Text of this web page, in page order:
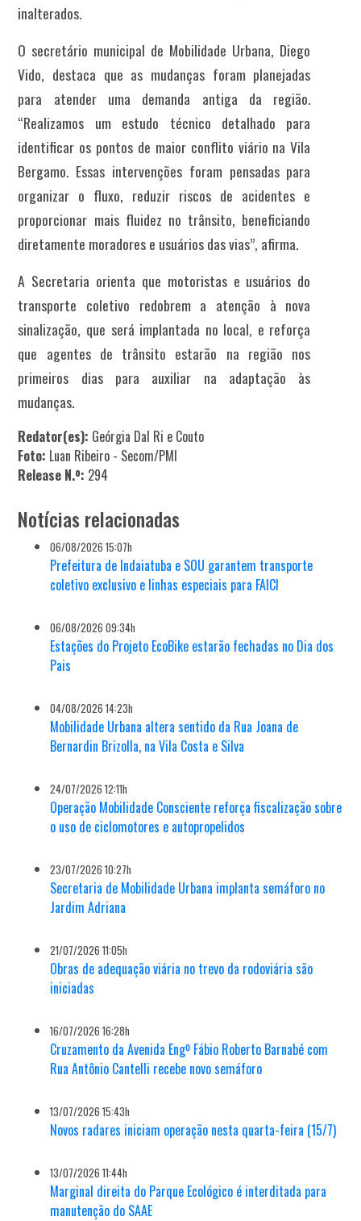
inalterados.
O secretário municipal de Mobilidade Urbana, Diego
Vido, destaca que as mudanças foram planejadas
para atender uma demanda antiga da região.
“Realizamos um estudo técnico detalhado para
identificar os pontos de maior conflito viário na Vila
Bergamo. Essas intervenções foram pensadas para
organizar o fluxo, reduzir riscos de acidentes e
proporcionar mais fluidez no trânsito, beneficiando
diretamente moradores e usuários das vias”, afirma.
A Secretaria orienta que motoristas e usuários do
transporte coletivo redobrem a atenção à nova
sinalização, que será implantada no local, e reforça
que agentes de trânsito estarão na região nos
primeiros dias para auxiliar na adaptação às
mudanças.
Redator(es): Geórgia Dal Ri e Couto
Foto: Luan Ribeiro - Secom/PMI
Release N.º: 294
Notícias relacionadas
06/08/2026 15:07h
Prefeitura de Indaiatuba e SOU garantem transporte
coletivo exclusivo e linhas especiais para FAICI
06/08/2026 09:34h
Estações do Projeto EcoBike estarão fechadas no Dia dos
Pais
04/08/2026 14:23h
Mobilidade Urbana altera sentido da Rua Joana de
Bernardin Brizolla, na Vila Costa e Silva
24/07/2026 12:11h
Operação Mobilidade Consciente reforça fiscalização sobre
o uso de ciclomotores e autopropelidos
23/07/2026 10:27h
Secretaria de Mobilidade Urbana implanta semáforo no
Jardim Adriana
21/07/2026 11:05h
Obras de adequação viária no trevo da rodoviária são
iniciadas
16/07/2026 16:28h
Cruzamento da Avenida Engº Fábio Roberto Barnabé com
Rua Antônio Cantelli recebe novo semáforo
13/07/2026 15:43h
Novos radares iniciam operação nesta quarta-feira (15/7)
13/07/2026 11:44h
Marginal direita do Parque Ecológico é interditada para
manutenção do SAAE